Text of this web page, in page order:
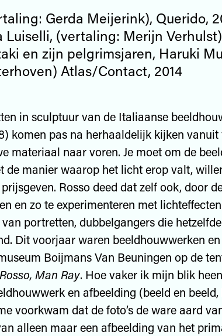
Gerda Meijerink), Querido,
Luiselli, (vertaling: Merijn
en zijn pelgrimsjaren, Haruki
Atlas/Contact, 2014
in sculptuur van de Italiaanse
komen pas na herhaaldelijk kijken
materiaal naar voren. Je moet om de
de manier waarop het licht erop valt,
Rosso deed dat zelf ook, door
en zo te experimenteren met
portretten, dubbelgangers die
Dit voorjaar waren beeldhouwwerken en
Boijmans Van Beuningen op de
Man Ray. Hoe vaker ik mijn blik
en afbeelding (beeld en
voorkwam dat de foto’s de ware aard
alleen maar een afbeelding van het